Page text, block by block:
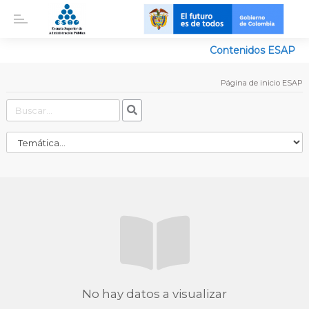
Contenidos ESAP
Página de inicio ESAP
No hay datos a visualizar